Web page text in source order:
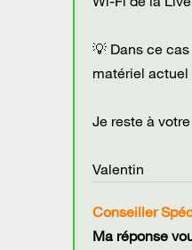
💡 Dans ce
matériel actuel
Je reste à
Valentin
Conseiller
Ma réponse